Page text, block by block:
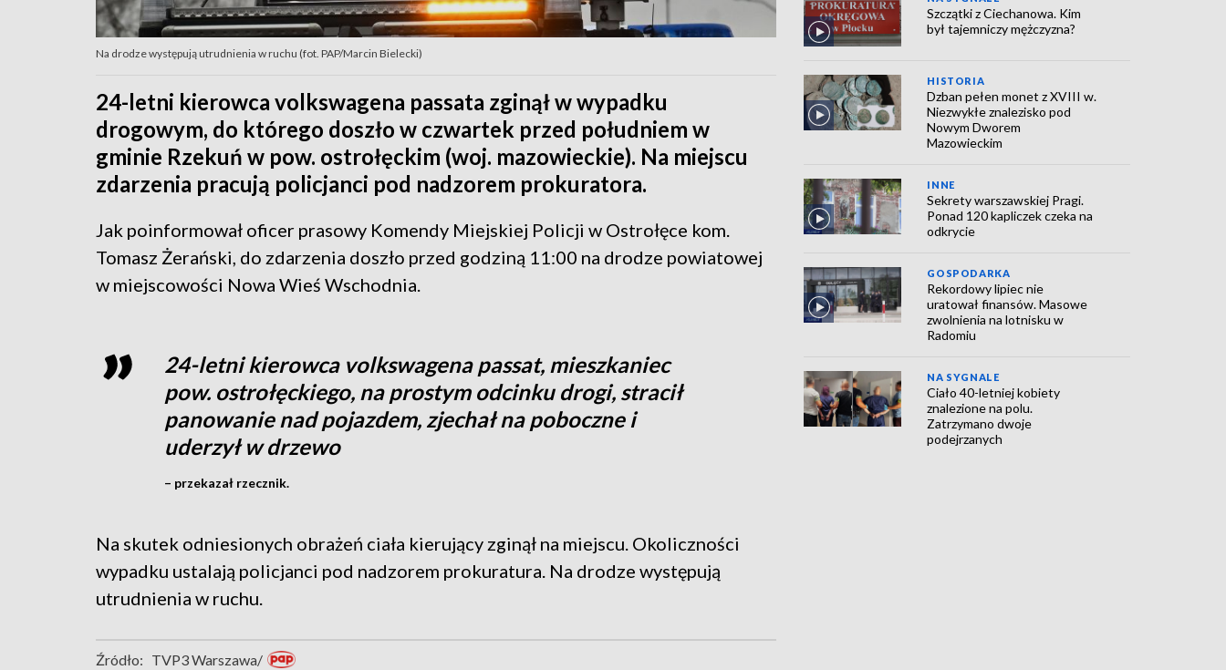
Na drodze występują utrudnienia w ruchu (fot. PAP/Marcin Bielecki)
24-letni kierowca volkswagena passata zginął w wypadku
drogowym, do którego doszło w czwartek przed południem w
gminie Rzekuń w pow. ostrołęckim (woj. mazowieckie). Na miejscu
zdarzenia pracują policjanci pod nadzorem prokuratora.
Jak poinformował oficer prasowy Komendy Miejskiej Policji w Ostrołęce kom.
Tomasz Żerański, do zdarzenia doszło przed godziną 11:00 na drodze powiatowej
w miejscowości Nowa Wieś Wschodnia.
24-letni kierowca volkswagena passat, mieszkaniec
pow. ostrołęckiego, na prostym odcinku drogi, stracił
panowanie nad pojazdem, zjechał na poboczne i
uderzył w drzewo
– przekazał rzecznik.
Na skutek odniesionych obrażeń ciała kierujący zginął na miejscu. Okoliczności
wypadku ustalają policjanci pod nadzorem prokuratura. Na drodze występują
utrudnienia w ruchu.
Źródło: TVP3 Warszawa/
Szczątki z Ciechanowa. Kim
był tajemniczy mężczyzna?
HISTORIA
Dzban pełen monet z XVIII w.
Niezwykłe znalezisko pod
Nowym Dworem
Mazowieckim
INNE
Sekrety warszawskiej Pragi.
Ponad 120 kapliczek czeka na
odkrycie
GOSPODARKA
Rekordowy lipiec nie
uratował finansów. Masowe
zwolnienia na lotnisku w
Radomiu
NA SYGNALE
Ciało 40-letniej kobiety
znalezione na polu.
Zatrzymano dwoje
podejrzanych